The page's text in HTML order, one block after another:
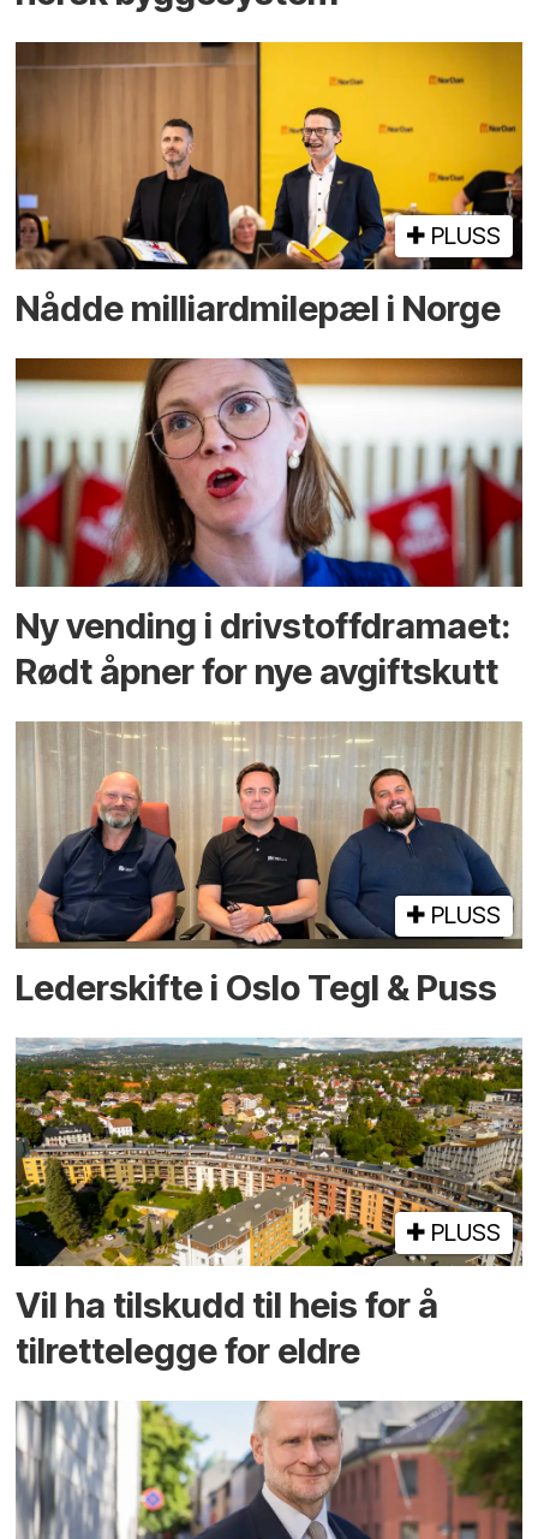
PLUSS
Nådde milliard­­milepæl i Norge
Ny vending i drivstoffdramaet:
Rødt åpner for nye avgiftskutt
PLUSS
Lederskifte i Oslo Tegl & Puss
PLUSS
Vil ha tilskudd til heis for å
tilrettelegge for eldre